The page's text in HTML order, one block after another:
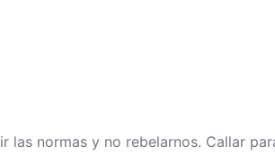
las normas y no rebelarnos. Callar